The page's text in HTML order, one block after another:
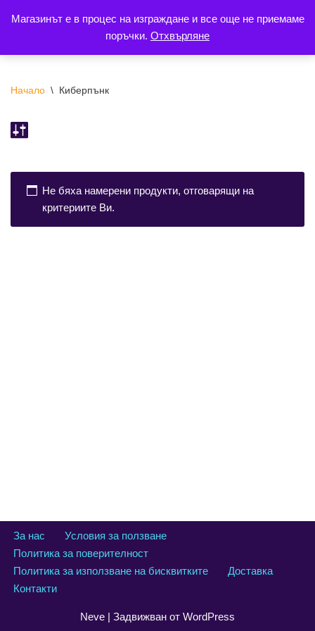
Магазинът е в процес на изграждане и все още не приемаме
поръчки. Отхвърляне
към
Начало \ Киберпънк
Не бяха намерени продукти, отговарящи на
критериите Ви.
За нас
Условия за ползване
Политика за поверителност
Политика за използване на бисквитките
Доставка
Контакти
Neve | Задвижван от WordPress